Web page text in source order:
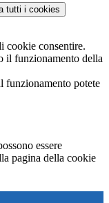
tutti i cookies
cookie consentire.
il funzionamento della
funzionamento potete
essere
pagina della cookie